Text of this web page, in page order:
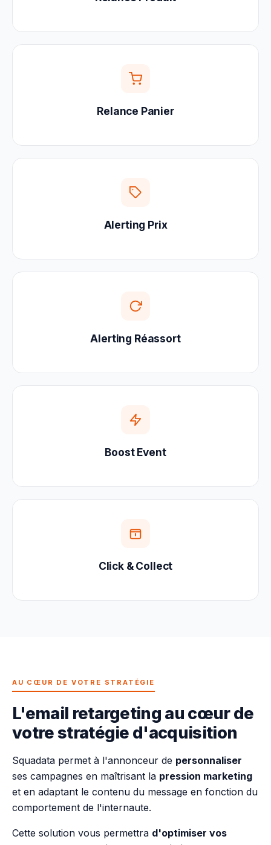
Relance Panier
Alerting Prix
Alerting Réassort
Boost Event
Click & Collect
AU CŒUR DE VOTRE STRATÉGIE
L'email retargeting au cœur de
votre stratégie d'acquisition
Squadata permet à l'annonceur de personnaliser
ses campagnes en maîtrisant la pression marketing
et en adaptant le contenu du message en fonction du
comportement de l'internaute.
Cette solution vous permettra d'optimiser vos